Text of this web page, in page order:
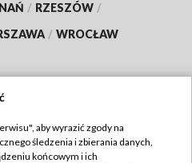
/ RZESZÓW /
/ WROCŁAW
TVP
aby wyrazić zgody na
śledzenia i zbierania danych,
końcowym i ich